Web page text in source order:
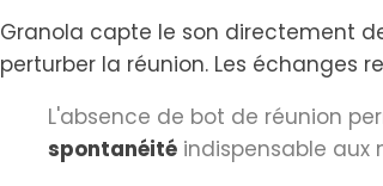
Granola capte le son directement
perturber la réunion. Les échanges
L'absence de bot de réunion
spontanéité indispensable aux